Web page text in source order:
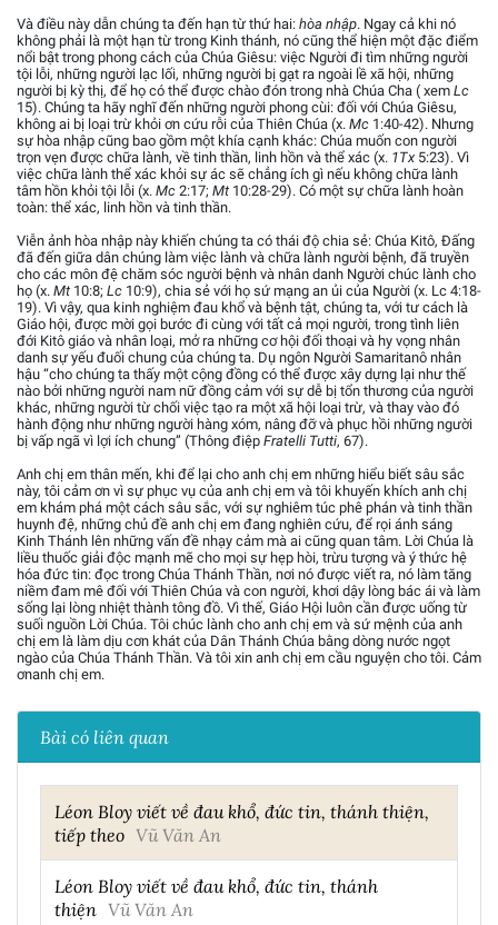
Và điều này dẫn chúng ta đến hạn từ thứ hai: hòa nhập. Ngay cả khi nó
không phải là một hạn từ trong Kinh thánh, nó cũng thể hiện một đặc điểm
nổi bật trong phong cách của Chúa Giêsu: việc Người đi tìm những người
tội lỗi, những người lạc lối, những người bị gạt ra ngoài lề xã hội, những
người bị kỳ thị, để họ có thể được chào đón trong nhà Chúa Cha ( xem Lc
15). Chúng ta hãy nghĩ đến những người phong cùi: đối với Chúa Giêsu,
không ai bị loại trừ khỏi ơn cứu rỗi của Thiên Chúa (x. Mc 1:40-42). Nhưng
sự hòa nhập cũng bao gồm một khía cạnh khác: Chúa muốn con người
trọn vẹn được chữa lành, về tinh thần, linh hồn và thể xác (x. 1Tx5:23). Vì
việc chữa lành thể xác khỏi sự ác sẽ chẳng ích gì nếu không chữa lành
tâm hồn khỏi tội lỗi (x. Mc 2:17; Mt 10:28-29). Có một sự chữa lành hoàn
toàn: thể xác, linh hồn và tinh thần.
Viễn ảnh hòa nhập này khiến chúng ta có thái độ chia sẻ: Chúa Kitô, Đấng
đã đến giữa dân chúng làm việc lành và chữa lành người bệnh, đã truyền
cho các môn đệ chăm sóc người bệnh và nhân danh Người chúc lành cho
họ (x. Mt 10:8; Lc 10:9), chia sẻ với họ sứ mạng an ủi của Người (x. Lc 4:18-
19). Vì vậy, qua kinh nghiệm đau khổ và bệnh tật, chúng ta, với tư cách là
Giáo hội, được mời gọi bước đi cùng với tất cả mọi người, trong tình liên
đới Kitô giáo và nhân loại, mở ra những cơ hội đối thoại và hy vọng nhân
danh sự yếu đuối chung của chúng ta. Dụ ngôn Người Samaritanô nhân
hậu “cho chúng ta thấy một cộng đồng có thể được xây dựng lại như thế
nào bởi những người nam nữ đồng cảm với sự dễ bị tổn thương của người
khác, những người từ chối việc tạo ra một xã hội loại trừ, và thay vào đó
hành động như những người hàng xóm, nâng đỡ và phục hồi những người
bị vấp ngã vì lợi ích chung” (Thông điệp Fratelli Tutti, 67).
Anh chị em thân mến, khi để lại cho anh chị em những hiểu biết sâu sắc
này, tôi cảm ơn vì sự phục vụ của anh chị em và tôi khuyến khích anh chị
em khám phá một cách sâu sắc, với sự nghiêm túc phê phán và tinh thần
huynh đệ, những chủ đề anh chị em đang nghiên cứu, để rọi ánh sáng
Kinh Thánh lên những vấn đề nhạy cảm mà ai cũng quan tâm. Lời Chúa là
liều thuốc giải độc mạnh mẽ cho mọi sự hẹp hòi, trừu tượng và ý thức hệ
hóa đức tin: đọc trong Chúa Thánh Thần, nơi nó được viết ra, nó làm tăng
niềm đam mê đối với Thiên Chúa và con người, khơi dậy lòng bác ái và làm
sống lại lòng nhiệt thành tông đồ. Vì thế, Giáo Hội luôn cần được uống từ
suối nguồn Lời Chúa. Tôi chúc lành cho anh chị em và sứ mệnh của anh
chị em là làm dịu cơn khát của Dân Thánh Chúa bằng dòng nước ngọt
ngào của Chúa Thánh Thần. Và tôi xin anh chị em cầu nguyện cho tôi. Cảm
ơnanh chị em.
Bài có liên quan
Léon Bloy viết về đau khổ, đức tin, thánh thiện,
tiếp theo Vũ Văn An
Léon Bloy viết về đau khổ, đức tin, thánh
thiện Vũ Văn An